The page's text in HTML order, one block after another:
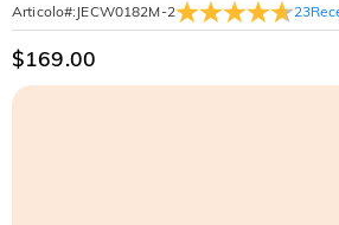
Articolo#: JECW0182M-2 23
$169.00